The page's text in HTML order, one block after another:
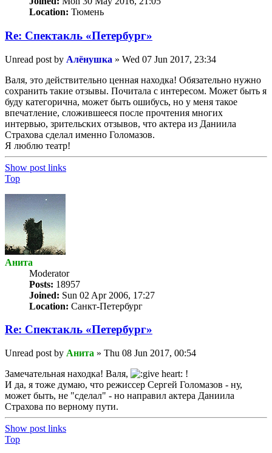
Location: Тюмень
Re: Спектакль «Петербург»
Unread post by Алёнушка » Wed 07 Jun 2017, 23:34
Валя, это действительно ценная находка! Обязательно нужно
сохранить такие отзывы. Почитала с интересом. Может быть я
буду категорична, может быть ошибусь, но у меня такое
впечатление, сложившееся после прочтения многих
интервью, зрительских отзывов, что актера из Даниила
Страхова сделал именно Голомазов.
Я люблю театр!
Show post links
Top
Анита
Мoderator
Posts: 18957
Joined: Sun 02 Apr 2006, 17:27
Location: Санкт-Петербург
Re: Спектакль «Петербург»
Unread post by Анита » Thu 08 Jun 2017, 00:54
Замечательная находка! Валя,
!
И да, я тоже думаю, что режиссер Сергей Голомазов - ну,
может быть, не "сделал" - но направил актера Даниила
Страхова по верному пути.
Show post links
Top